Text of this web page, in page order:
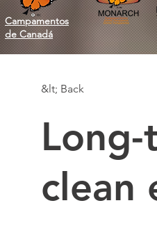
Campamentos
de Canadá
&lt; Back
clean